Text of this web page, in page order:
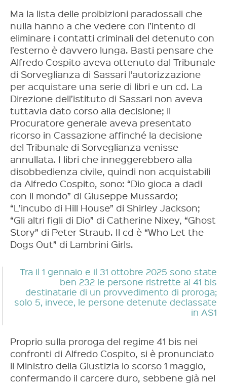
Ma la lista delle proibizioni paradossali che
nulla hanno a che vedere con l’intento di
eliminare i contatti criminali del detenuto con
l’esterno è davvero lunga. Basti pensare che
Alfredo Cospito aveva ottenuto dal Tribunale
di Sorveglianza di Sassari l’autorizzazione
per acquistare una serie di libri e un cd. La
Direzione dell’istituto di Sassari non aveva
tuttavia dato corso alla decisione; il
Procuratore generale aveva presentato
ricorso in Cassazione affinché la decisione
del Tribunale di Sorveglianza venisse
annullata. I libri che inneggerebbero alla
disobbedienza civile, quindi non acquistabili
da Alfredo Cospito, sono: “Dio gioca a dadi
con il mondo” di Giuseppe Mussardo;
“L’incubo di Hill House” di Shirley Jackson;
“Gli altri figli di Dio” di Catherine Nixey, “Ghost
Story” di Peter Straub. Il cd è “Who Let the
Dogs Out” di Lambrini Girls.
Tra il 1 gennaio e il 31 ottobre 2025 sono state
ben 232 le persone ristrette al 41 bis
destinatarie di un provvedimento di proroga;
solo 5, invece, le persone detenute declassate
in AS1
Proprio sulla proroga del regime 41 bis nei
confronti di Alfredo Cospito, si è pronunciato
il Ministro della Giustizia lo scorso 1 maggio,
confermando il carcere duro, sebbene già nel